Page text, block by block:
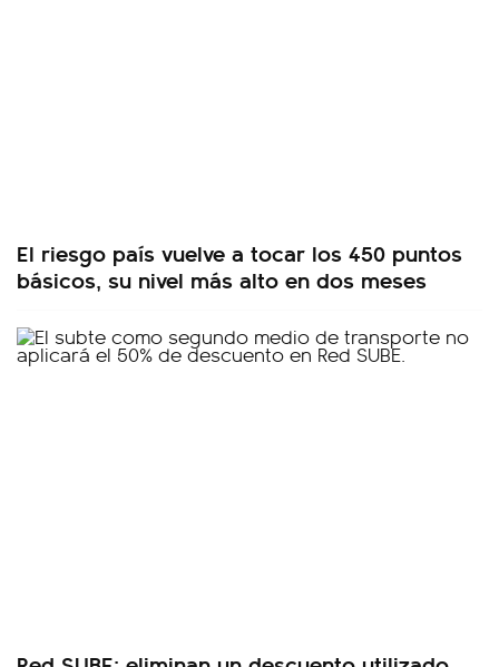
El riesgo país vuelve a tocar los 450 puntos
básicos, su nivel más alto en dos meses